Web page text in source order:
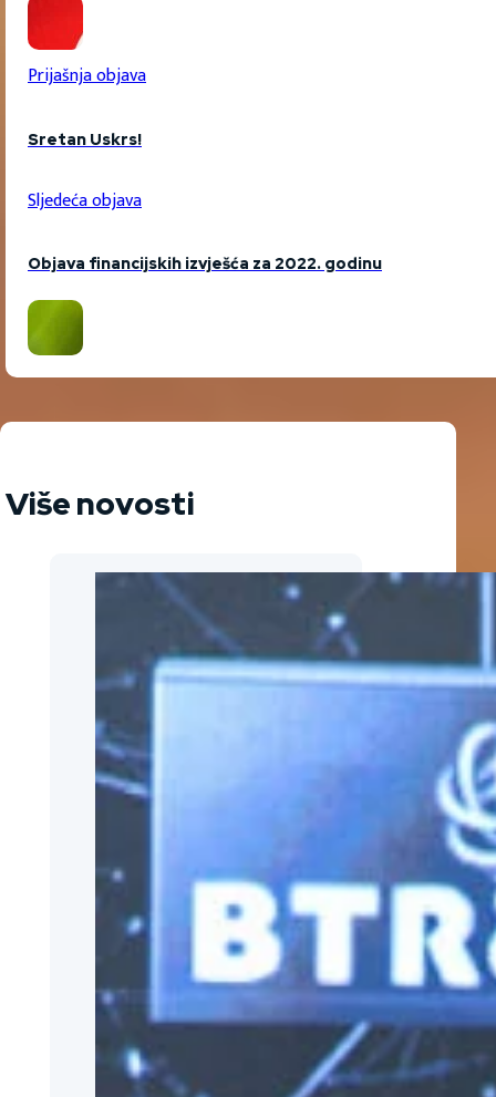
Prijašnja objava
Sretan Uskrs!
Sljedeća objava
Objava financijskih izvješća za 2022. godinu
Više novosti